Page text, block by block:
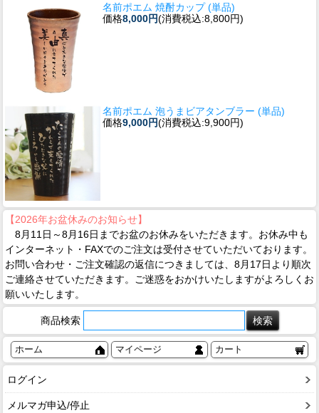
名前ポエム 焼酎カップ (単品)
価格8,000円(消費税込:8,800円)
名前ポエム 泡うまビアタンブラー (単品)
価格9,000円(消費税込:9,900円)
【2026年お盆休みのお知らせ】
8月11日～8月16日までお盆のお休みをいただきます。お休み中も
インターネット・FAXでのご注文は受付させていただいております。
お問い合わせ・ご注文確認の返信につきましては、8月17日より順次
ご連絡させていただきます。ご迷惑をおかけいたしますがよろしくお
願いいたします。
商品検索
ホーム マイページ カート
ログイン
メルマガ申込/停止